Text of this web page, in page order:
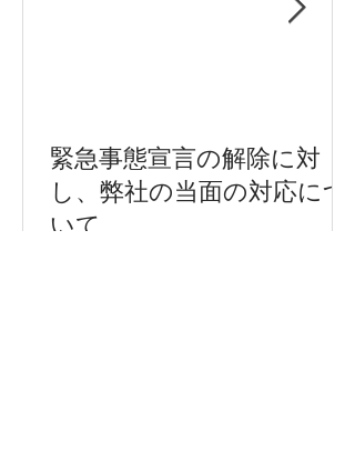
緊急事態宣言の解除に対
し、弊社の当面の対応につ
いて